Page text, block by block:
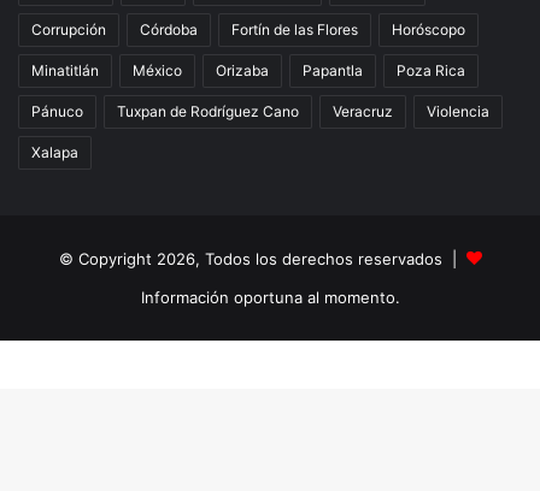
Corrupción Córdoba Fortín de las Flores Horóscopo
Minatitlán México Orizaba Papantla Poza Rica
Pánuco Tuxpan de Rodríguez Cano Veracruz Violencia
Xalapa
© Copyright 2026, Todos los derechos reservados |
Información oportuna al momento.